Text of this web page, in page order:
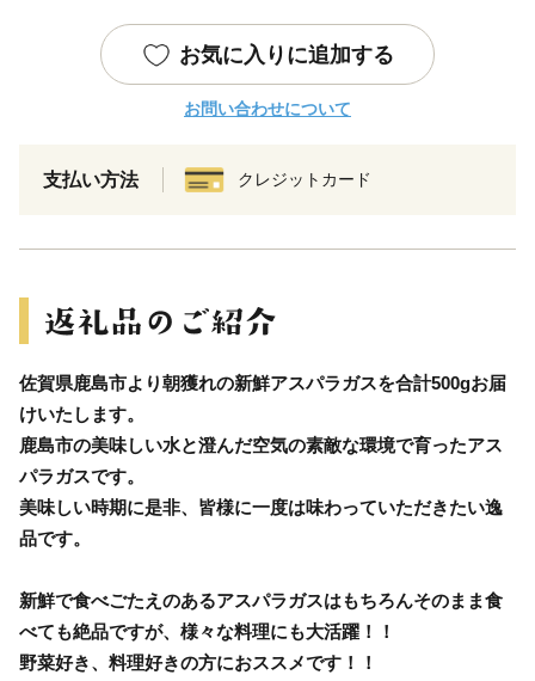
お気に入りに追加する
お問い合わせについて
支払い方法 クレジットカード
佐賀県鹿島市より朝獲れの新鮮アスパラガスを合計500gお届
けいたします。
鹿島市の美味しい水と澄んだ空気の素敵な環境で育ったアス
パラガスです。
美味しい時期に是非、皆様に一度は味わっていただきたい逸
品です。
新鮮で食べごたえのあるアスパラガスはもちろんそのまま食
べても絶品ですが、様々な料理にも大活躍！！
野菜好き、料理好きの方におススメです！！